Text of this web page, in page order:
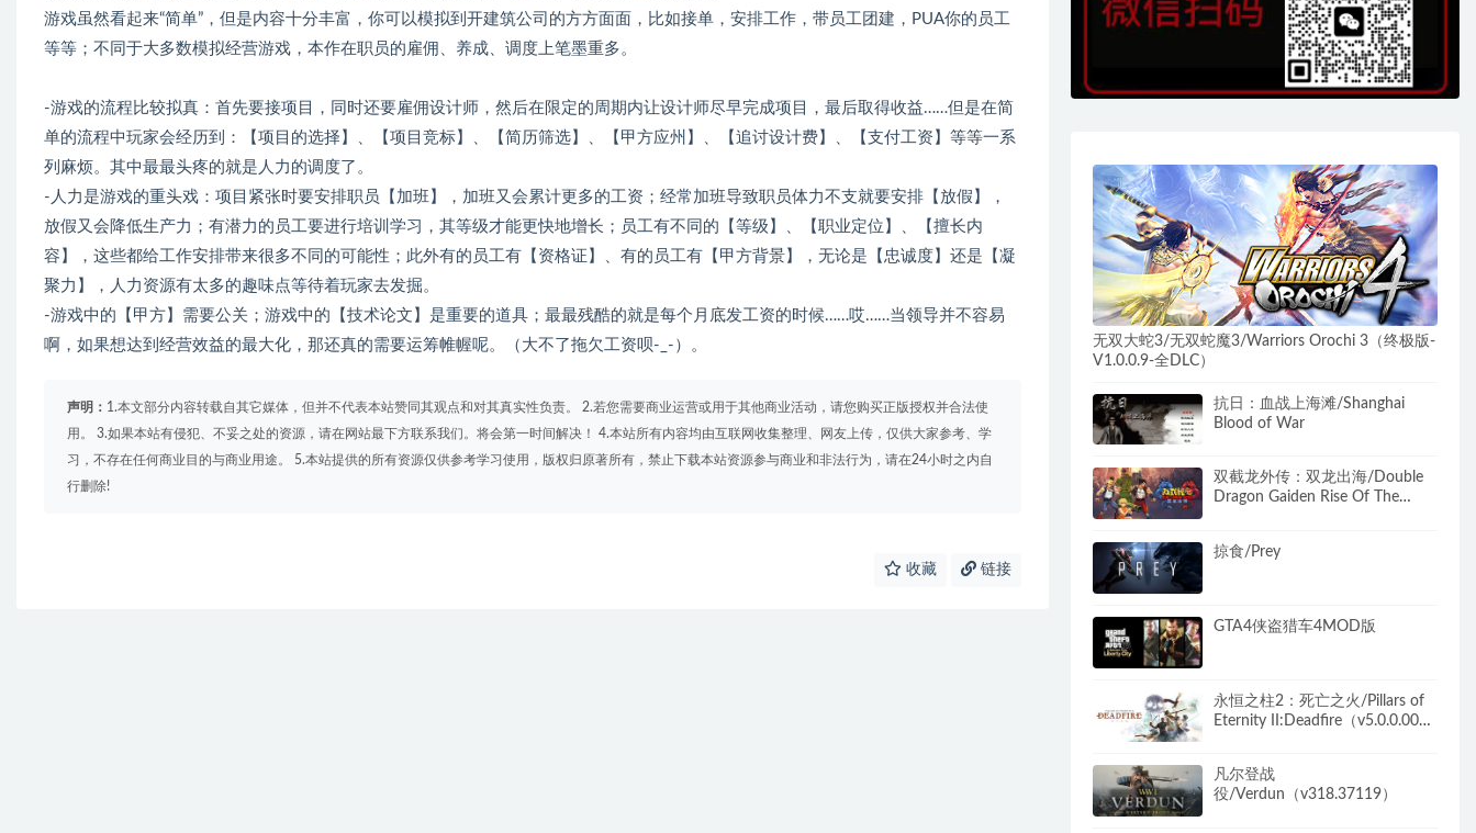
游戏虽然看起来“简单”，但是内容十分丰富，你可以模拟到开建筑公司的方方面面，比如接单，安排工作，带员工团建，PUA你的员工
等等；不同于大多数模拟经营游戏，本作在职员的雇佣、养成、调度上笔墨重多。
-游戏的流程比较拟真：首先要接项目，同时还要雇佣设计师，然后在限定的周期内让设计师尽早完成项目，最后取得收益……但是在简
单的流程中玩家会经历到：【项目的选择】、【项目竞标】、【简历筛选】、【甲方应州】、【追讨设计费】、【支付工资】等等一系
列麻烦。其中最最头疼的就是人力的调度了。
-人力是游戏的重头戏：项目紧张时要安排职员【加班】，加班又会累计更多的工资；经常加班导致职员体力不支就要安排【放假】，
放假又会降低生产力；有潜力的员工要进行培训学习，其等级才能更快地增长；员工有不同的【等级】、【职业定位】、【擅长内
容】，这些都给工作安排带来很多不同的可能性；此外有的员工有【资格证】、有的员工有【甲方背景】，无论是【忠诚度】还是【凝
聚力】，人力资源有太多的趣味点等待着玩家去发掘。
-游戏中的【甲方】需要公关；游戏中的【技术论文】是重要的道具；最最残酷的就是每个月底发工资的时候……哎……当领导并不容易
啊，如果想达到经营效益的最大化，那还真的需要运筹帷幄呢。（大不了拖欠工资呗-_-）。
声明： 1.本文部分内容转载自其它媒体，但并不代表本站赞同其观点和对其真实性负责。 2.若您需要商业运营或用于其他商业活动，请您购买正版授权并合法使
用。 3.如果本站有侵犯、不妥之处的资源，请在网站最下方联系我们。将会第一时间解决！ 4.本站所有内容均由互联网收集整理、网友上传，仅供大家参考、学
习，不存在任何商业目的与商业用途。 5.本站提供的所有资源仅供参考学习使用，版权归原著所有，禁止下载本站资源参与商业和非法行为，请在24小时之内自
行删除!
收藏 链接
无双大蛇3/无双蛇魔3/Warriors Orochi 3（终极版-
V1.0.0.9-全DLC）
抗日：血战上海滩/Shanghai
Blood of War
双截龙外传：双龙出海/Double
Dragon Gaiden Rise Of The
掠食/Prey
GTA4侠盗猎车4MOD版
永恒之柱2：死亡之火/Pillars of
Eternity II:Deadfire（v5.0.0.0040
凡尔登战
役/Verdun（v318.37119）